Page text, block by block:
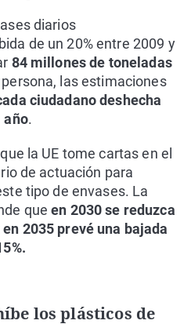
diarios
de un 20% entre 2009 y
84 millones de toneladas
persona, las estimaciones
ciudadano deshecha
año.
la UE tome cartas en el
de actuación para
tipo de envases. La
queen 2030 se reduzca
2035 prevé una bajada
los plásticos de